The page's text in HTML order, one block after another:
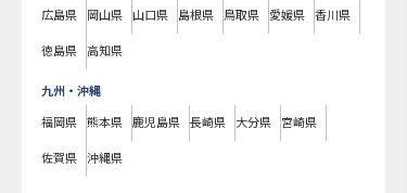
広島県 岡山県 山口県 島根県 鳥取県 愛媛県 香川県
徳島県 高知県
九州・沖縄
福岡県 熊本県 鹿児島県 長崎県 大分県 宮崎県
佐賀県 沖縄県